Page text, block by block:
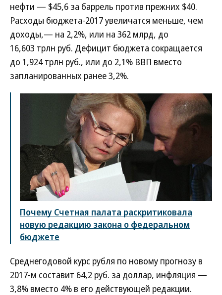
нефти — $45,6 за баррель против прежних $40.
Расходы бюджета-2017 увеличатся меньше, чем
доходы,— на 2,2%, или на 362 млрд, до
16,603 трлн руб. Дефицит бюджета сокращается
до 1,924 трлн руб., или до 2,1% ВВП вместо
запланированных ранее 3,2%.
Почему Счетная палата раскритиковала
новую редакцию закона о федеральном
бюджете
Среднегодовой курс рубля по новому прогнозу в
2017-м составит 64,2 руб. за доллар, инфляция —
3,8% вместо 4% в его действующей редакции.